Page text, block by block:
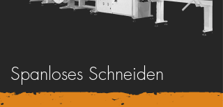
Spanloses Schneiden